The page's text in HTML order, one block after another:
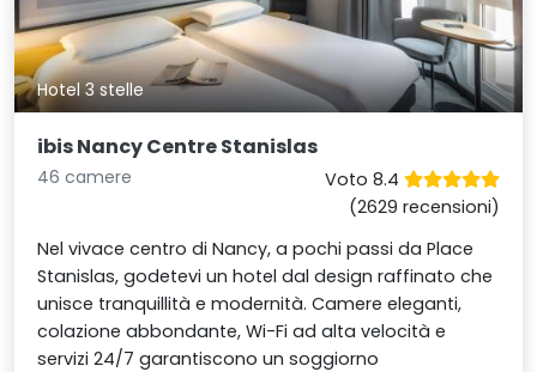
Hotel 3 stelle
ibis Nancy Centre Stanislas
46 camere
Voto 8.4
(2629 recensioni)
Nel vivace centro di Nancy, a pochi passi da Place
Stanislas, godetevi un hotel dal design raffinato che
unisce tranquillità e modernità. Camere eleganti,
colazione abbondante, Wi-Fi ad alta velocità e
servizi 24/7 garantiscono un soggiorno